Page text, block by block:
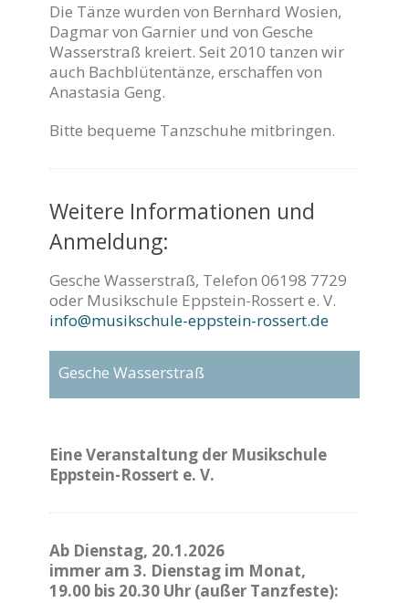
Die Tänze wurden von Bernhard Wosien,
Dagmar von Garnier und von Gesche
Wasserstraß kreiert. Seit 2010 tanzen wir
auch Bachblütentänze, erschaffen von
Anastasia Geng.
Bitte bequeme Tanzschuhe mitbringen.
Weitere Informationen und
Anmeldung:
Gesche Wasserstraß, Telefon 06198 7729
oder Musikschule Eppstein-Rossert e. V.
info@musikschule-eppstein-rossert.de
Gesche Wasserstraß
Eine Veranstaltung der Musikschule
Eppstein-Rossert e. V.
Ab Dienstag, 20.1.2026
immer am 3. Dienstag im Monat,
19.00 bis 20.30 Uhr (außer Tanzfeste):